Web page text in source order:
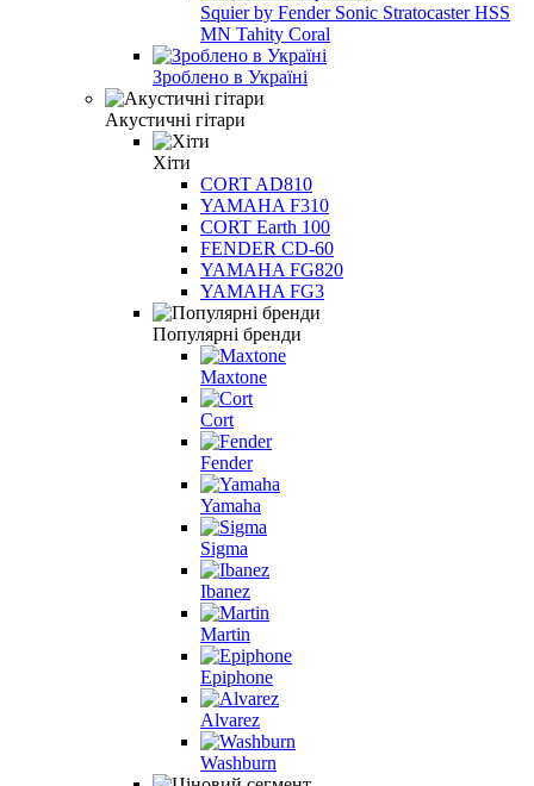
Squier by Fender Sonic Stratocaster HSS
MN Tahity Coral
Зроблено в Україні
Акустичні гітари
Хіти
CORT AD810
YAMAHA F310
CORT Earth 100
FENDER CD-60
YAMAHA FG820
YAMAHA FG3
Популярні бренди
Maxtone
Cort
Fender
Yamaha
Sigma
Ibanez
Martin
Epiphone
Alvarez
Washburn